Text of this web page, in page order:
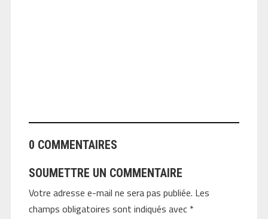
0 COMMENTAIRES
SOUMETTRE UN COMMENTAIRE
Votre adresse e-mail ne sera pas publiée. Les
champs obligatoires sont indiqués avec *